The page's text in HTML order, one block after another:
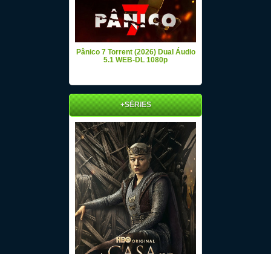
Pânico 7 Torrent (2026) Dual Áudio
5.1 WEB-DL 1080p
+SÉRIES